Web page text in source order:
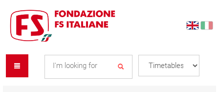
content
navigation
menu